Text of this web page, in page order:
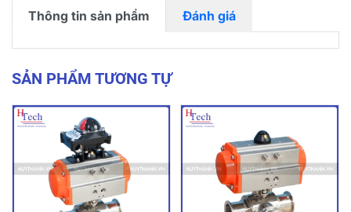
Thông tin sản phẩm Đánh giá
SẢN PHẨM TƯƠNG TỰ